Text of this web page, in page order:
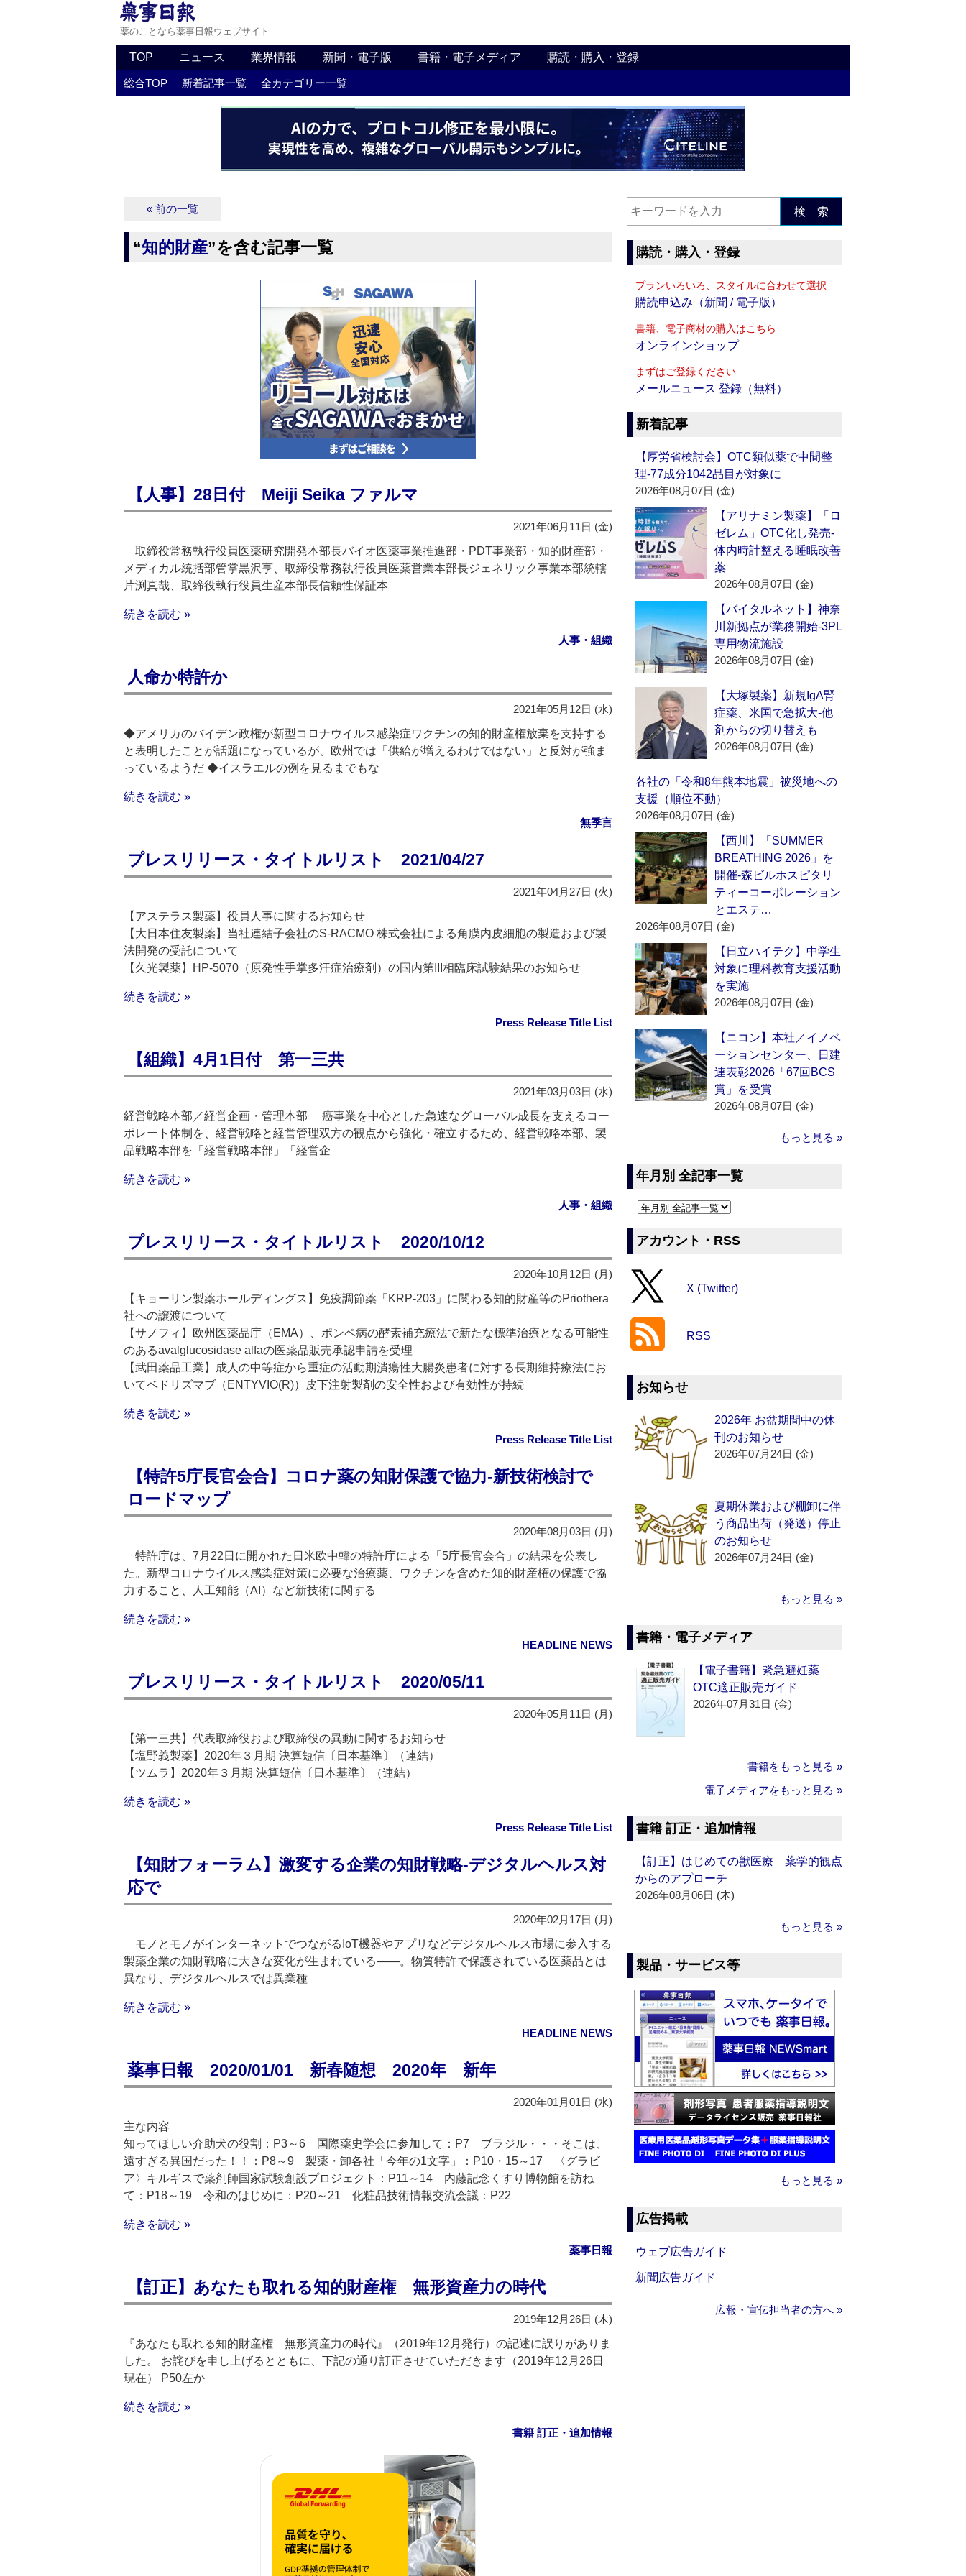
薬のことなら薬事日報ウェブサイト
TOP ニュース 業界情報 新聞・電子版 書籍・電子メディア 購読・購入・登録
総合TOP 新着記事一覧 全カテゴリー一覧
« 前の一覧
“知的財産”を含む記事一覧
【人事】28日付 Meiji Seika ファルマ
2021年06月11日 (金)
取締役常務執行役員医薬研究開発本部長バイオ医薬事業推進部・PDT事業部・知的財産部・
メディカル統括部管掌黒沢亨、取締役常務執行役員医薬営業本部長ジェネリック事業本部統轄
片渕真哉、取締役執行役員生産本部長信頼性保証本
続きを読む »
人事・組織
人命か特許か
2021年05月12日 (水)
◆アメリカのバイデン政権が新型コロナウイルス感染症ワクチンの知的財産権放棄を支持する
と表明したことが話題になっているが、欧州では「供給が増えるわけではない」と反対が強ま
っているようだ ◆イスラエルの例を見るまでもな
続きを読む »
無季言
プレスリリース・タイトルリスト 2021/04/27
2021年04月27日 (火)
【アステラス製薬】役員人事に関するお知らせ
【大日本住友製薬】当社連結子会社のS-RACMO 株式会社による角膜内皮細胞の製造および製
法開発の受託について
【久光製薬】HP-5070（原発性手掌多汗症治療剤）の国内第III相臨床試験結果のお知らせ
続きを読む »
Press Release Title List
【組織】4月1日付 第一三共
2021年03月03日 (水)
経営戦略本部／経営企画・管理本部 癌事業を中心とした急速なグローバル成長を支えるコー
ポレート体制を、経営戦略と経営管理双方の観点から強化・確立するため、経営戦略本部、製
品戦略本部を「経営戦略本部」「経営企
続きを読む »
人事・組織
プレスリリース・タイトルリスト 2020/10/12
2020年10月12日 (月)
【キョーリン製薬ホールディングス】免疫調節薬「KRP-203」に関わる知的財産等のPriothera
社への譲渡について
【サノフィ】欧州医薬品庁（EMA）、ポンペ病の酵素補充療法で新たな標準治療となる可能性
のあるavalglucosidase alfaの医薬品販売承認申請を受理
【武田薬品工業】成人の中等症から重症の活動期潰瘍性大腸炎患者に対する長期維持療法にお
いてベドリズマブ（ENTYVIO(R)）皮下注射製剤の安全性および有効性が持続
続きを読む »
Press Release Title List
【特許5庁長官会合】コロナ薬の知財保護で協力‐新技術検討で
ロードマップ
2020年08月03日 (月)
特許庁は、7月22日に開かれた日米欧中韓の特許庁による「5庁長官会合」の結果を公表し
た。新型コロナウイルス感染症対策に必要な治療薬、ワクチンを含めた知的財産権の保護で協
力すること、人工知能（AI）など新技術に関する
続きを読む »
HEADLINE NEWS
プレスリリース・タイトルリスト 2020/05/11
2020年05月11日 (月)
【第一三共】代表取締役および取締役の異動に関するお知らせ
【塩野義製薬】2020年３月期 決算短信〔日本基準〕（連結）
【ツムラ】2020年３月期 決算短信〔日本基準〕（連結）
続きを読む »
Press Release Title List
【知財フォーラム】激変する企業の知財戦略‐デジタルヘルス対
応で
2020年02月17日 (月)
モノとモノがインターネットでつながるIoT機器やアプリなどデジタルヘルス市場に参入する
製薬企業の知財戦略に大きな変化が生まれている――。物質特許で保護されている医薬品とは
異なり、デジタルヘルスでは異業種
続きを読む »
HEADLINE NEWS
薬事日報 2020/01/01 新春随想 2020年 新年
2020年01月01日 (水)
主な内容
知ってほしい介助犬の役割：P3～6 国際薬史学会に参加して：P7 ブラジル・・・そこは、
遠すぎる異国だった！！：P8～9 製薬・卸各社「今年の1文字」：P10・15～17 〈グラビ
ア〉キルギスで薬剤師国家試験創設プロジェクト：P11～14 内藤記念くすり博物館を訪ね
て：P18～19 令和のはじめに：P20～21 化粧品技術情報交流会議：P22
続きを読む »
薬事日報
【訂正】あなたも取れる知的財産権 無形資産力の時代
2019年12月26日 (木)
『あなたも取れる知的財産権 無形資産力の時代』（2019年12月発行）の記述に誤りがありま
した。 お詫びを申し上げるとともに、下記の通り訂正させていただきます（2019年12月26日
現在） P50左か
続きを読む »
書籍 訂正・追加情報
検 索
購読・購入・登録
プランいろいろ、スタイルに合わせて選択
購読申込み（新聞 / 電子版）
書籍、電子商材の購入はこちら
オンラインショップ
まずはご登録ください
メールニュース 登録（無料）
新着記事
【厚労省検討会】OTC類似薬で中間整
理‐77成分1042品目が対象に
2026年08月07日 (金)
【アリナミン製薬】「ロ
ゼレム」OTC化し発売‐
体内時計整える睡眠改善
薬
2026年08月07日 (金)
【バイタルネット】神奈
川新拠点が業務開始‐3PL
専用物流施設
2026年08月07日 (金)
【大塚製薬】新規IgA腎
症薬、米国で急拡大‐他
剤からの切り替えも
2026年08月07日 (金)
各社の「令和8年熊本地震」被災地への
支援（順位不動）
2026年08月07日 (金)
【西川】「SUMMER
BREATHING 2026」を
開催‐森ビルホスピタリ
ティーコーポレーション
とエステ…
2026年08月07日 (金)
【日立ハイテク】中学生
対象に理科教育支援活動
を実施
2026年08月07日 (金)
【ニコン】本社／イノベ
ーションセンター、日建
連表彰2026「67回BCS
賞」を受賞
2026年08月07日 (金)
もっと見る »
年月別 全記事一覧
アカウント・RSS
X (Twitter)
RSS
お知らせ
2026年 お盆期間中の休
刊のお知らせ
2026年07月24日 (金)
夏期休業および棚卸に伴
う商品出荷（発送）停止
のお知らせ
2026年07月24日 (金)
もっと見る »
書籍・電子メディア
【電子書籍】緊急避妊薬
OTC適正販売ガイド
2026年07月31日 (金)
書籍をもっと見る »
電子メディアをもっと見る »
書籍 訂正・追加情報
【訂正】はじめての獣医療 薬学的観点
からのアプローチ
2026年08月06日 (木)
もっと見る »
製品・サービス等
もっと見る »
広告掲載
ウェブ広告ガイド
新聞広告ガイド
広報・宣伝担当者の方へ »